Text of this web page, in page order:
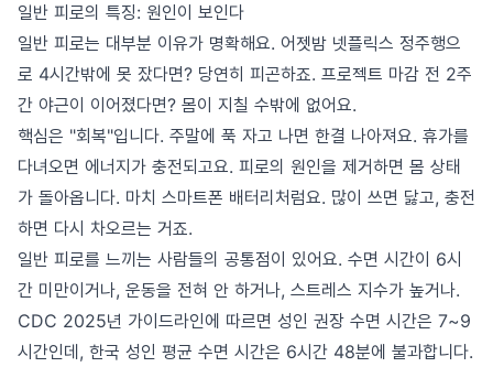
일반 피로의 특징: 원인이 보인다
일반 피로는 대부분 이유가 명확해요. 어젯밤 넷플릭스 정주행으
로 4시간밖에 못 잤다면? 당연히 피곤하죠. 프로젝트 마감 전 2주
간 야근이 이어졌다면? 몸이 지칠 수밖에 없어요.
핵심은 "회복"입니다. 주말에 푹 자고 나면 한결 나아져요. 휴가를
다녀오면 에너지가 충전되고요. 피로의 원인을 제거하면 몸 상태
가 돌아옵니다. 마치 스마트폰 배터리처럼요. 많이 쓰면 닳고, 충전
하면 다시 차오르는 거죠.
일반 피로를 느끼는 사람들의 공통점이 있어요. 수면 시간이 6시
간 미만이거나, 운동을 전혀 안 하거나, 스트레스 지수가 높거나.
CDC 2025년 가이드라인에 따르면 성인 권장 수면 시간은 7~9
시간인데, 한국 성인 평균 수면 시간은 6시간 48분에 불과합니다.